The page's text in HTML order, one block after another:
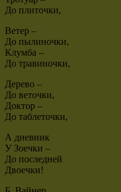
До плиточки,
Ветер –
До пылиночки,
Клумба –
До травиночки,
Дерево –
До веточки,
Доктор –
До таблеточки,
А дневник
У Зоечки –
До последней
Двоечки!